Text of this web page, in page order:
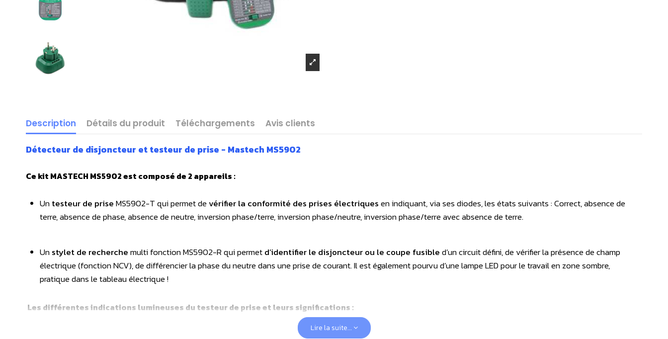
Description Détails du produit Téléchargements Avis clients
Détecteur de disjoncteur et testeur de prise - Mastech MS5902
Ce kit MASTECH MS5902 est composé de 2 appareils :
Untesteur de priseMS5902-T qui permet devérifier la conformité des prises électriquesen indiquant, via ses diodes, les états suivants : Correct, absence de
terre, absence de phase, absence de neutre, inversion phase/terre, inversion phase/neutre, inversion phase/terre avec absence de terre.
Unstylet de recherchemulti fonction MS5902-R qui permetd’identifier le disjoncteur ou le coupe fusibled’un circuit défini, de vérifier la présence de champ
électrique (fonction NCV), de différencier la phase du neutre dans une prise de courant. Il est également pourvu d’une lampe LED pour le travail en zone sombre,
pratique dans le tableau électrique !
Les différentes indications lumineuses du testeur de prise et leurs significations :
Lire la suite...